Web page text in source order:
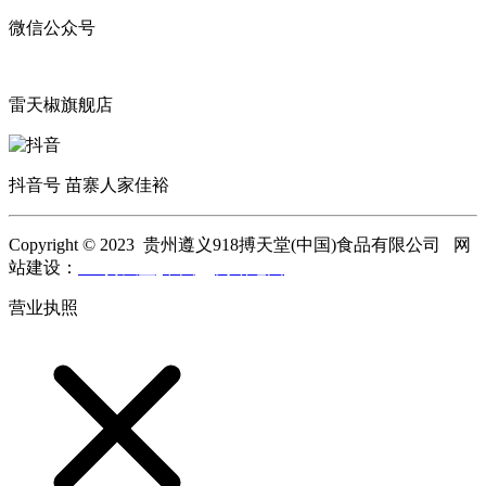
微信公众号
雷天椒旗舰店
抖音号 苗寨人家佳裕
Copyright © 2023 贵州遵义918搏天堂(中国)食品有限公司 网
站建设：
营业执照